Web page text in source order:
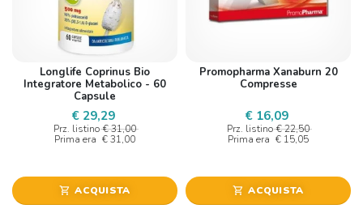
Longlife Coprinus Bio
Integratore Metabolico - 60
Capsule
€ 29,29
Prz. listino € 31,00
Prima era € 31,00
shopping_cart ACQUISTA
Promopharma Xanaburn 20
Compresse
€ 16,09
Prz. listino € 22,50
Prima era € 15,05
shopping_cart ACQUISTA